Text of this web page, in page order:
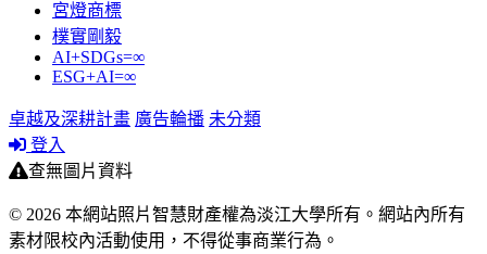
宮燈商標
樸實剛毅
AI+SDGs=∞
ESG+AI=∞
卓越及深耕計畫 廣告輪播 未分類
登入
查無圖片資料
© 2026 本網站照片智慧財產權為淡江大學所有。網站內所有
素材限校內活動使用，不得從事商業行為。